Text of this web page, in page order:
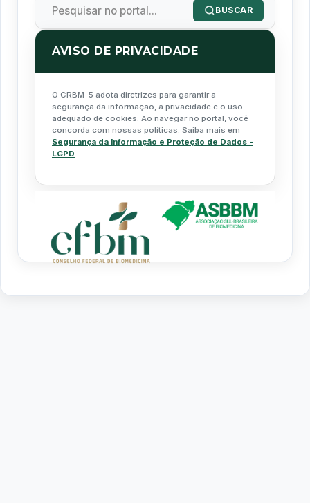
BUSCAR
AVISO DE PRIVACIDADE
O CRBM-5 adota diretrizes para garantir a
segurança da informação, a privacidade e o uso
adequado de cookies. Ao navegar no portal, você
concorda com nossas políticas. Saiba mais em
Segurança da Informação e Proteção de Dados -
LGPD